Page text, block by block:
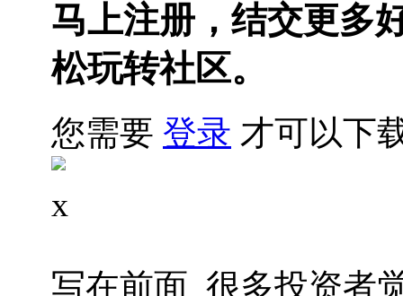
马上注册，结交更多
松玩转社区。
您需要 登录 才可以下
x
写在前面 很多投资者